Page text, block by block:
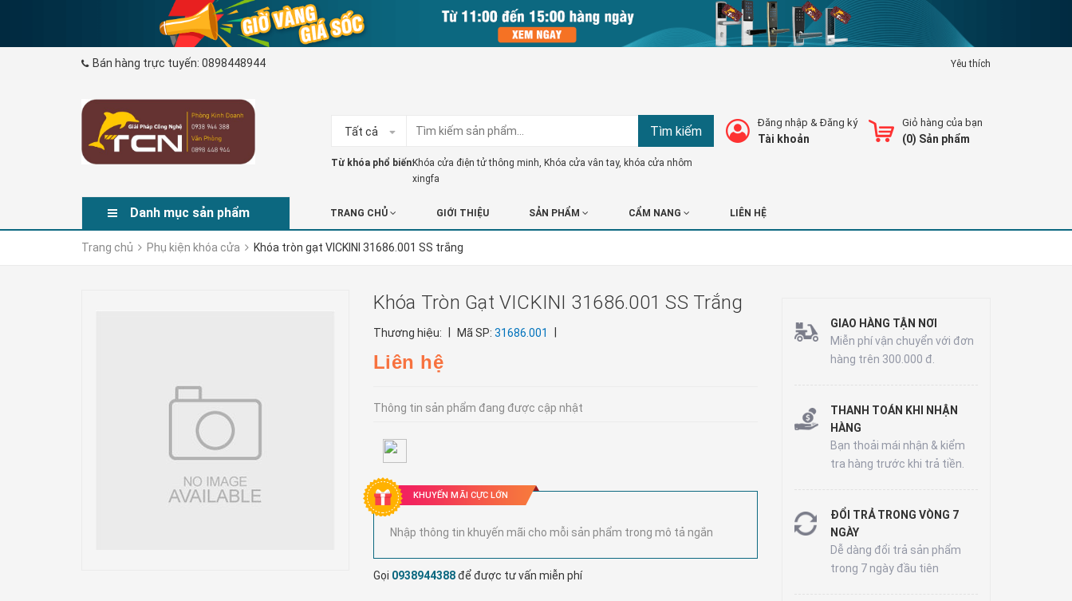
Bán hàng trực tuyến: 0898448944 Yêu thích
Tất cả Tìm kiếm
Từ khóa phổ biến:Khóa cửa điện tử thông minh, Khóa cửa vân tay, khóa cửa nhôm
xingfa
Giỏ hàng của bạn
(0) Sản phẩm
Đăng nhập &Đăng ký
Tài khoản
Danh mục sản phẩm TRANG CHỦ GIỚI THIỆU SẢN PHẨM CẨM NANG LIÊN HỆ
Trang chủ Phụ kiện khóa cửa Khóa tròn gạt VICKINI 31686.001 SS trắng
Khóa Tròn Gạt VICKINI 31686.001 SS Trắng
Thương hiệu: Mã SP: 31686.001
Liên hệ
Thông tin sản phẩm đang được cập nhật
KHUYẾN MÃI CỰC LỚN
Nhập thông tin khuyến mãi cho mỗi sản phẩm trong mô tả ngắn
Gọi 0938944388để được tư vấn miễn phí
GIAO HÀNG TẬN NƠI
Miễn phí vận chuyển với đơn
hàng trên 300.000 đ.
THANH TOÁN KHI NHẬN
HÀNG
Bạn thoải mái nhận & kiểm
tra hàng trước khi trả tiền.
ĐỔI TRẢ TRONG VÒNG 7
NGÀY
Dễ dàng đổi trả sản phẩm
trong 7 ngày đầu tiên